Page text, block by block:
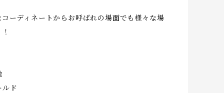
ーディネートからお呼ばれの場面でも様々な場
ド